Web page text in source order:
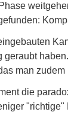
geraubt
man
die
"richtige"